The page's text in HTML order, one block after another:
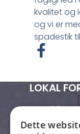
kvalitet og
og vi er
spadestik
F
c
e
b
o
LOKAL
Med
vi både
Dette